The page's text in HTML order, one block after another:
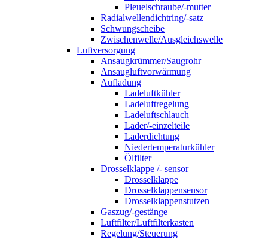
Pleuelschraube/-mutter
Radialwellendichtring/-satz
Schwungscheibe
Zwischenwelle/Ausgleichswelle
Luftversorgung
Ansaugkrümmer/Saugrohr
Ansaugluftvorwärmung
Aufladung
Ladeluftkühler
Ladeluftregelung
Ladeluftschlauch
Lader/-einzelteile
Laderdichtung
Niedertemperaturkühler
Ölfilter
Drosselklappe /- sensor
Drosselklappe
Drosselklappensensor
Drosselklappenstutzen
Gaszug/-gestänge
Luftfilter/Luftfilterkasten
Regelung/Steuerung